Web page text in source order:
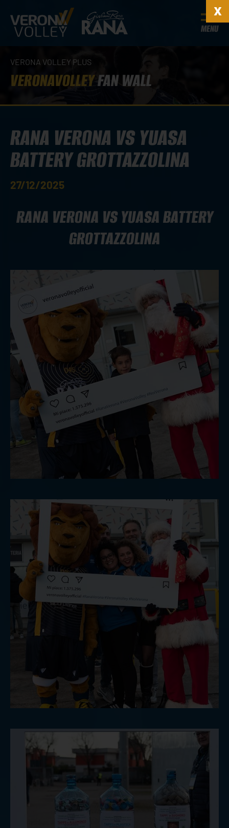
MENU
VERONA VOLLEY PLUS
VERONAVOLLEYFAN WALL
RANA VERONA VS YUASA
BATTERY GROTTAZZOLINA
27/12/2025
RANA VERONA VS YUASA BATTERY
GROTTAZZOLINA